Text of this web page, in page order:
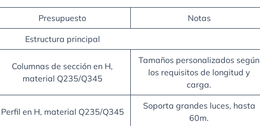
Presupuesto Notas
Estructura principal
Columnas de sección en H,
material Q235/Q345
Tamaños personalizados según
los requisitos de longitud y
carga.
Perfil en H, material Q235/Q345
Soporta grandes luces, hasta
60m.